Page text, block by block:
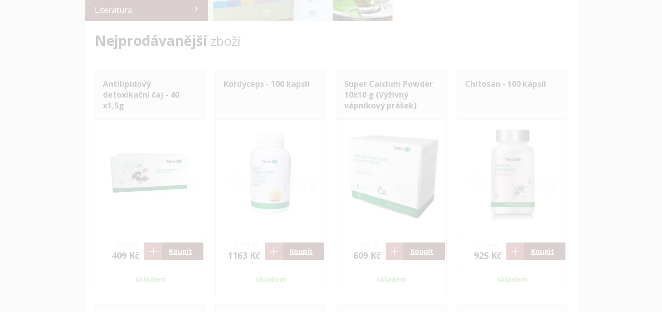
Literatura
Nejprodávanějšízboží
Antilipidový
detoxikační čaj - 40
x1,5g
409 Kč Koupit
skladem
Kordyceps - 100 kapslí
1163 Kč Koupit
skladem
Super Calcium Powder
10x10 g (Výživný
vápníkový prášek)
609 Kč Koupit
skladem
Chitosan - 100 kapslí
925 Kč Koupit
skladem